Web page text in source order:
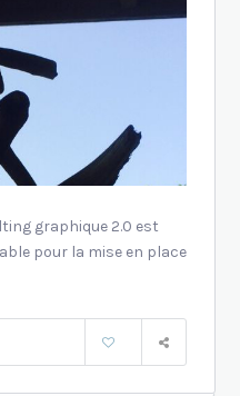
graphique 2.0 est
pour la mise en place